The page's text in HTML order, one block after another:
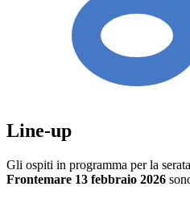
Line-up
Gli ospiti in programma per la serata
Frontemare 13 febbraio 2026